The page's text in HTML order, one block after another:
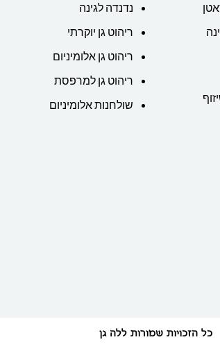
נדנדה לגינה
ריהוט גן יוקרתי
ריהוט גן אלומיניום
ריהוט גן למרפסת
שולחנות אלומיניום
כל הזכויות שמורות ללה גן